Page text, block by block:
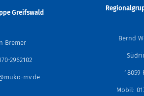
Greifswald
Bremer
2962102
mv.de
Bernd
18059
Mobil: